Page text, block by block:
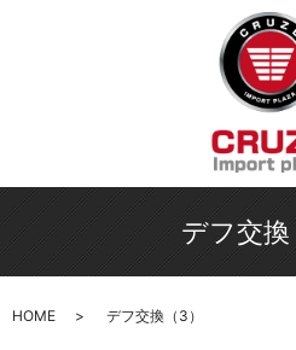
デフ交換
HOME デフ交換（3）